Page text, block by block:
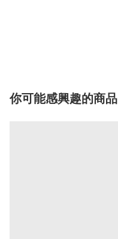
你可能感興趣的商品